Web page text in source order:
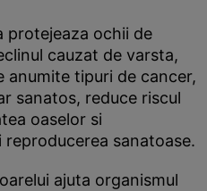
protejeaza ochii de
cauzat de varsta,
anumite tipuri de cancer,
sanatos, reduce riscul
oaselor si
sanatoase.
ajuta organismul